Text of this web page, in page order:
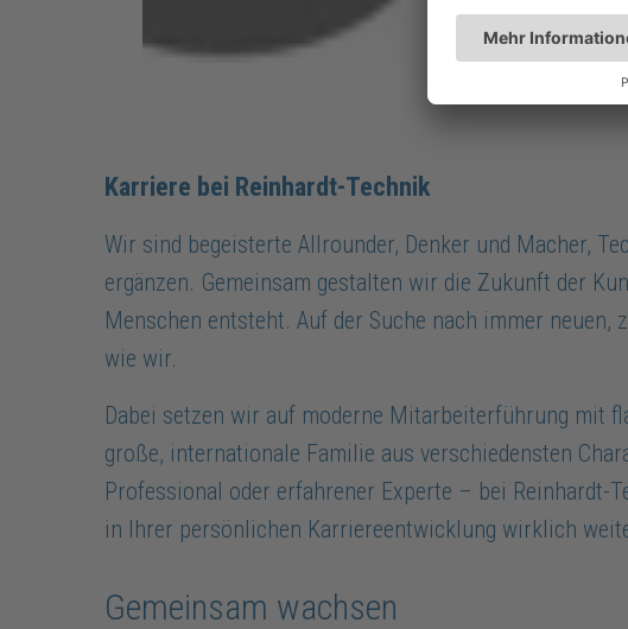
Karriere bei Reinhardt-Technik
Wir sind begeisterte Allrounder, Denker und Macher,
ergänzen. Gemeinsam gestalten wir die Zukunft der
Menschen entsteht. Auf der Suche nach immer
wie wir.
Dabei setzen wir auf moderne Mitarbeiterführung mit
große, internationale Familie aus verschiedensten
Professional oder erfahrener Experte – bei Reinhardt-
in Ihrer persönlichen Karriereentwicklung wirklich
Gemeinsam wachsen